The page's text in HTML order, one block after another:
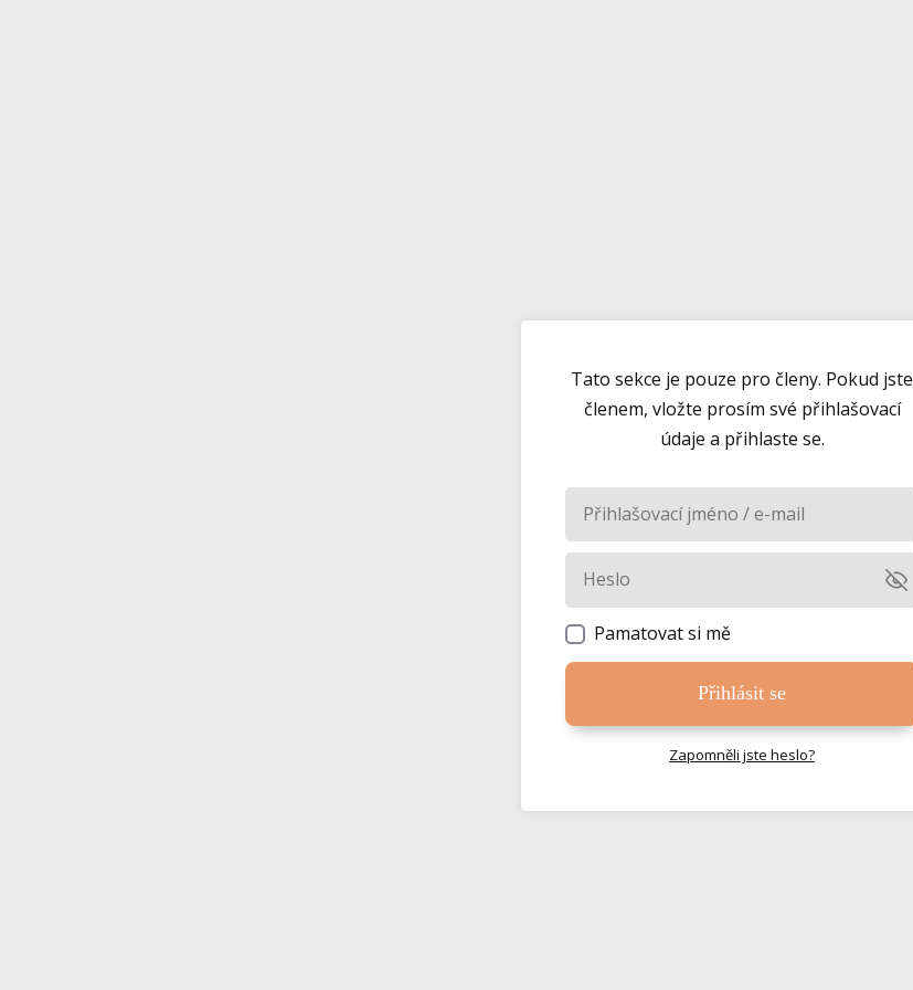
Tato sekce je pouze pro členy. Pokud jste
členem, vložte prosím své přihlašovací
údaje a přihlaste se.
Pamatovat si mě
Přihlásit se
Zapomněli jste heslo?